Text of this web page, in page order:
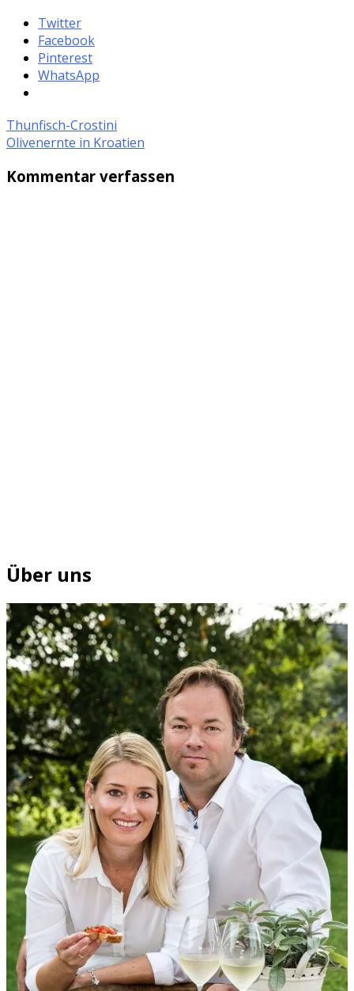
Twitter
Facebook
Pinterest
WhatsApp
Thunfisch-Crostini
Olivenernte in Kroatien
Kommentar verfassen
Über uns